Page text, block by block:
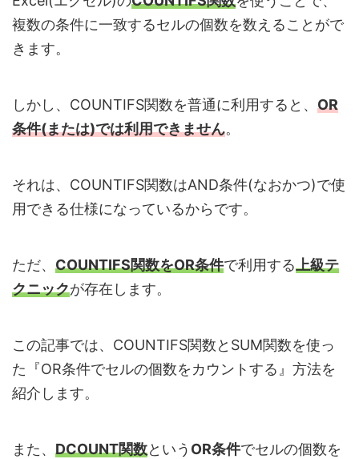
c
e
o
k
ai
l
e x.
n
h
o
ai
l
ai
l
複数の条件に一致するセルの個数を数えることがで
きます。
しかし、COUNTIFS関数を普通に利用すると、 OR
条件(または)では利用できません。
それは、COUNTIFS関数はAND条件(なおかつ)で使
用できる仕様になっているからです。
ただ、 COUNTIFS関数をOR条件で利用する上級テ
クニックが存在します。
この記事では、COUNTIFS関数とSUM関数を使っ
た『OR条件でセルの個数をカウントする』方法を
紹介します。
また、 DCOUNT関数という OR条件でセルの個数を